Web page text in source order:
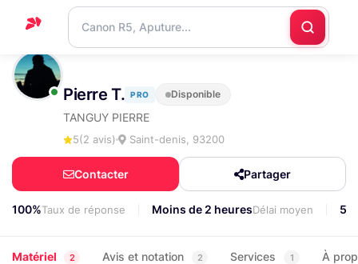
Accueil
Support
Nous
contacter
Pierre T. PRO Disponible
TANGUY PIERRE
5(2 avis) Saint-denis, 93200
Contacter Partager
100%Taux de réponse Moins de 2 heuresDélai moyen
Matériel 2 Avis et notation 2 Services 1 À